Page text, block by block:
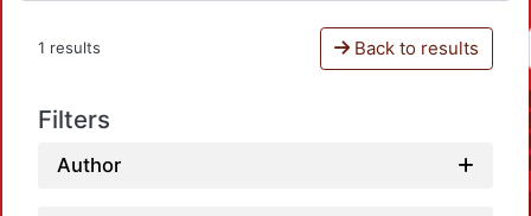
1 results Back to results
Filters
Author